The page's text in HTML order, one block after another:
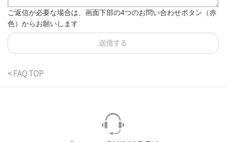
ご返信が必要な場合は、画面下部の4つのお問い合わせボタン（赤
色）からお願いします
送信する
< FAQ TOP